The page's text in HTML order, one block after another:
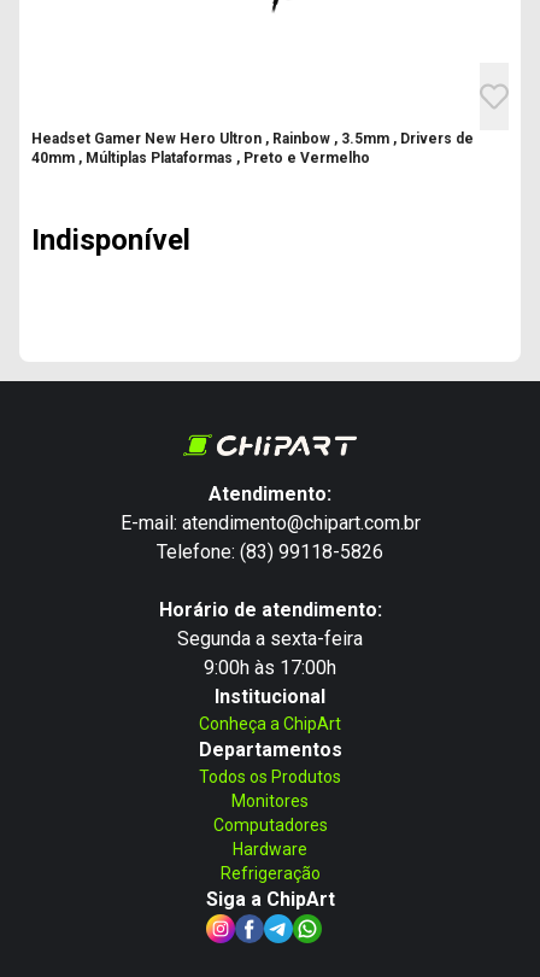
Headset Gamer New Hero Ultron , Rainbow , 3.5mm , Drivers de
40mm , Múltiplas Plataformas , Preto e Vermelho
Indisponível
Atendimento:
E-mail: atendimento@chipart.com.br
Telefone: (83) 99118-5826
Horário de atendimento:
Segunda a sexta-feira
9:00h às 17:00h
Institucional
Conheça a ChipArt
Departamentos
Todos os Produtos
Monitores
Computadores
Hardware
Refrigeração
Siga a ChipArt